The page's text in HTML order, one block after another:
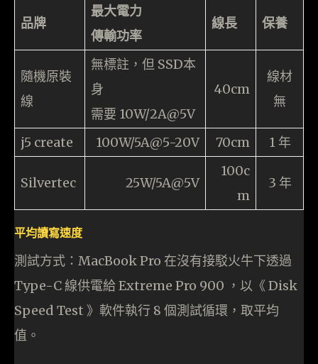
品牌
最大電力
傳輸功率
線長 保養
隨機原裝
線
無標註，但 SSD本
身
需要 10W/2A@5V
40cm
線材
無
j5 create 100W/5A@5-20V 70cm 1 年
Silvertec 25W/5A@5V
100c
m
3 年
平均讀寫速度
測試方式：MacBook Pro 在沒有接駁火牛下透過
Type-C 線供電給 Extreme Pro 900 ，以《 Disk
Speed Test 》軟件執行 8 個測試循環，取平均
值。